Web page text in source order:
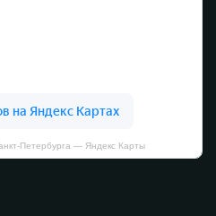
— Яндекс Карты